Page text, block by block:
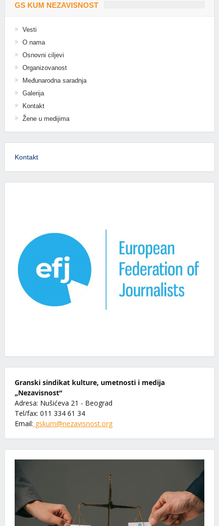
GS KUM NEZAVISNOST
Vesti
O nama
Osnovni ciljevi
Organizovanost
Međunarodna saradnja
Galerija
Kontakt
Žene u medijima
Kontakt
Granski sindikat kulture, umetnosti i medija
„Nezavisnost“
Adresa: Nušićeva 21 - Beograd
Tel/fax: 011 334 61 34
Email: gskum@nezavisnost.org